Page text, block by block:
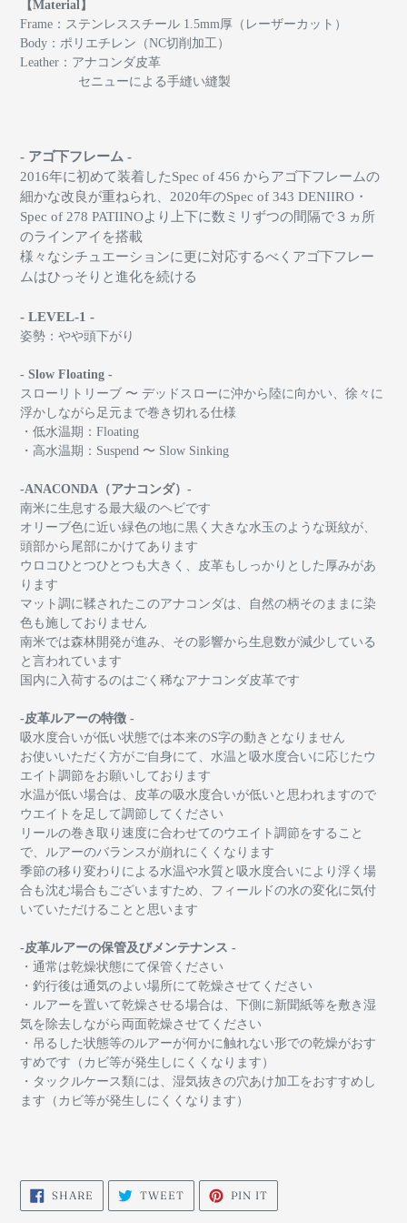
【Material】
Frame：ステンレススチール 1.5mm厚（レーザーカット）
Body：ポリエチレン（NC切削加工）
Leather：アナコンダ皮革
セニューによる手縫い縫製
- アゴ下フレーム -
2016年に初めて装着したSpec of 456 からアゴ下フレームの
細かな改良が重ねられ、 2020年のSpec of 343 DENIIRO・
Spec of 278 PATIINOより上下に数ミリずつの間隔で３ヵ所
のラインアイを搭載
様々なシチュエーションに更に対応するべくアゴ下フレー
ムはひっそりと進化を続ける
- LEVEL-1 -
姿勢：やや頭下がり
- Slow Floating -
スローリトリーブ 〜 デッドスローに沖から陸に向かい、 徐々に
浮かしながら足元まで巻き切れる仕様
・低水温期：Floating
・高水温期：Suspend 〜 Slow Sinking
-ANACONDA（アナコンダ）-
南米に生息する最大級のヘビです
オリーブ色に近い緑色の地に黒く大きな水玉のような斑紋が、
頭部から尾部にかけてあります
ウロコひとつひとつも大きく、皮革もしっかりとした厚みがあ
ります
マット調に鞣されたこのアナコンダは、自然の柄そのままに染
色も施しておりません
南米では森林開発が進み、その影響から生息数が減少している
と言われています
国内に入荷するのはごく稀なアナコンダ皮革です
-皮革ルアーの特徴 -
吸水度合いが低い状態では本来のS字の動きとなりません
お使いいただく方がご自身にて、水温と吸水度合いに応じたウ
エイト調節をお願いしております
水温が低い場合は、皮革の吸水度合いが低いと思われますので
ウエイトを足して調節してください
リールの巻き取り速度に合わせてのウエイト調節をすること
で、ルアーのバランスが崩れにくくなります
季節の移り変わりによる水温や水質と吸水度合いにより浮く場
合も沈む場合もございますため、フィールドの水の変化に気付
いていただけることと思います
-皮革ルアーの保管及びメンテナンス -
・通常は乾燥状態にて保管ください
・釣行後は通気のよい場所にて乾燥させてください
・ルアーを置いて乾燥させる場合は、下側に新聞紙等を敷き湿
気を除去しながら両面乾燥させてください
・吊るした状態等のルアーが何かに触れない形での乾燥がおす
すめです（カビ等が発生しにくくなります）
・タックルケース類には、湿気抜きの穴あけ加工をおすすめし
ます（カビ等が発生しにくくなります）
SHARE SHARE
FACEBOOK
TWEETTWEET
TWITTER
PIN IT
PINTEREST